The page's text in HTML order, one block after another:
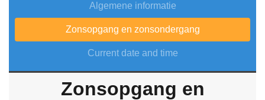
Algemene informatie
Zonsopgang en zonsondergang
Current date and time
Zonsopgang en